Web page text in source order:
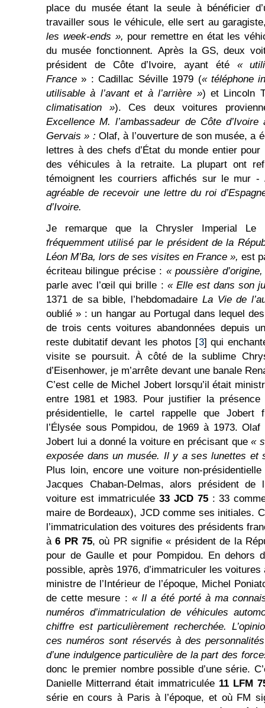
place du musée étant la seule à bénéficier
travailler sous le véhicule, elle sert au
les week-ends », pour remettre en état les
du musée fonctionnent.Après la GS, deux
président de Côte d’Ivoire, ayant été «
France » : Cadillac Séville 1979 (« téléphone
utilisable à l’avant et à l’arrière ») et Lincoln
climatisation »). Ces deux voitures
Excellence M. l’ambassadeur de Côte
Gervais » : Olaf, à l’ouverture de son musée, a
lettres à des chefs d’État du monde entier
des véhicules à la retraite. La plupart ont
témoignent les courriers affichés sur le mur -
agréable de recevoir une lettre du roi
d’Ivoire.
Je remarque que la Chrysler Imperial
fréquemment utilisé par le président de la
Léon M’Ba, lors de ses visites en France », est
écriteau bilingue précise : « poussière
parle avec l’œil qui brille : « Elle est dans son
1371 de sa bible, l’hebdomadaire La Vie de
oublié » : un hangar au Portugal dans lequel
de trois cents voitures abandonnées depuis
reste dubitatif devant les photos [3] qui
visite se poursuit. À côté de la sublime
d’Eisenhower, je m’arrête devant une banale
C’est celle de Michel Jobert lorsqu’il était
entre 1981 et 1983. Pour justifier la
présidentielle, le cartel rappelle que Jobert
l’Élysée sous Pompidou, de 1969 à 1973.
Jobert lui a donné la voiture en précisant que«
exposée dans un musée. Il y a ses lunettes et
Plus loin, encore une voiture non-
Jacques Chaban-Delmas, alors président de
voiture est immatriculée 33 JCD 75: 33
maire de Bordeaux), JCD comme ses initiales.
l’immatriculation des voitures des présidents
à6 PR 75, où PR signifie « président de la
pour de Gaulle et pour Pompidou. En
possible, après 1976, d’immatriculer les
ministre de l’Intérieur de l’époque, Michel
de cette mesure : « Il a été porté à ma
numéros d’immatriculation de véhicules
chiffre est particulièrement recherchée.
ces numéros sont réservés à des
d’une indulgence particulière de la part des
donc le premier nombre possible d’une série.
Danielle Mitterrand était immatriculée 11 LFM
série en cours à Paris à l’époque, et où FM